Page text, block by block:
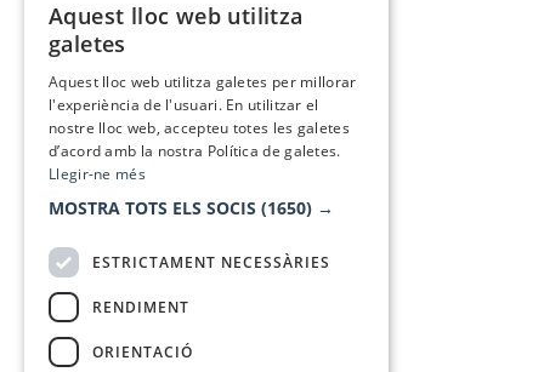
Aquest lloc web utilitza
galetes
Aquest lloc web utilitza galetes per millorar
l'experiència de l'usuari. En utilitzar el
nostre lloc web, accepteu totes les galetes
d’acord amb la nostra Política de galetes.
Llegir-ne més
MOSTRA TOTS ELS SOCIS (1650) →
ESTRICTAMENT NECESSÀRIES
RENDIMENT
ORIENTACIÓ